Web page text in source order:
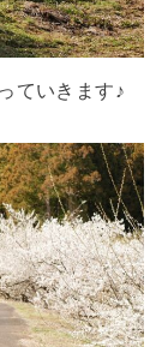
ていきます♪